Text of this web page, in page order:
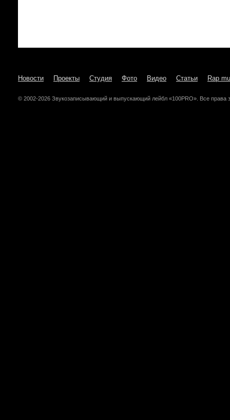
Новости Проекты Студия Фото Видео Статьи Rap
© 2002-2026 Звукозаписывающий и выпускающий лейбл «100PRO». Все